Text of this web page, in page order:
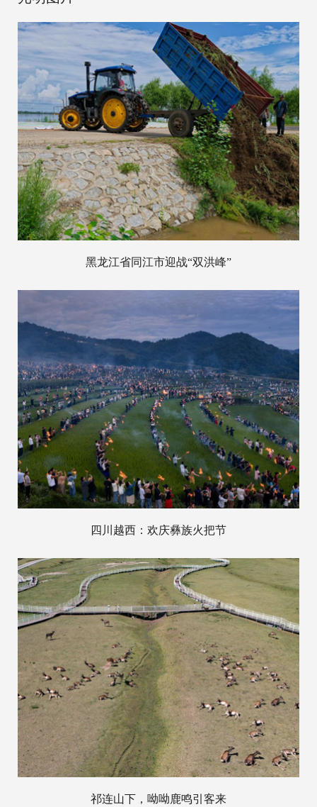
黑龙江省同江市迎战“双洪峰”
四川越西：欢庆彝族火把节
祁连山下，呦呦鹿鸣引客来